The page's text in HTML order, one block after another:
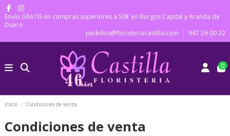
Envío GRATIS en compras superiores a 50€ en Burgos Capital y Aranda de
Duero
pedidos@floristeriacastilla.com
947 26 00 22
0
Inicio Condiciones de venta
Condiciones de venta